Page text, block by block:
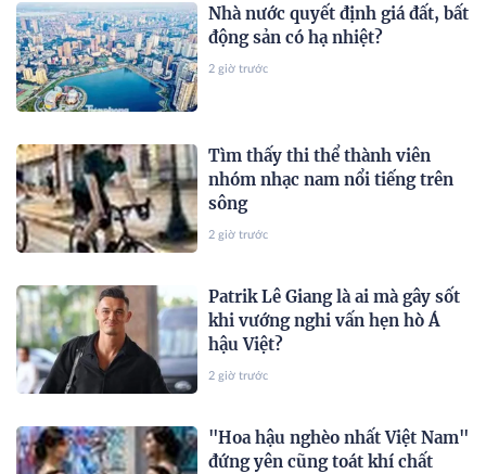
Nhà nước quyết định giá đất, bất
động sản có hạ nhiệt?
2 giờ trước
Tìm thấy thi thể thành viên
nhóm nhạc nam nổi tiếng trên
sông
2 giờ trước
Patrik Lê Giang là ai mà gây sốt
khi vướng nghi vấn hẹn hò Á
hậu Việt?
2 giờ trước
"Hoa hậu nghèo nhất Việt Nam"
đứng yên cũng toát khí chất